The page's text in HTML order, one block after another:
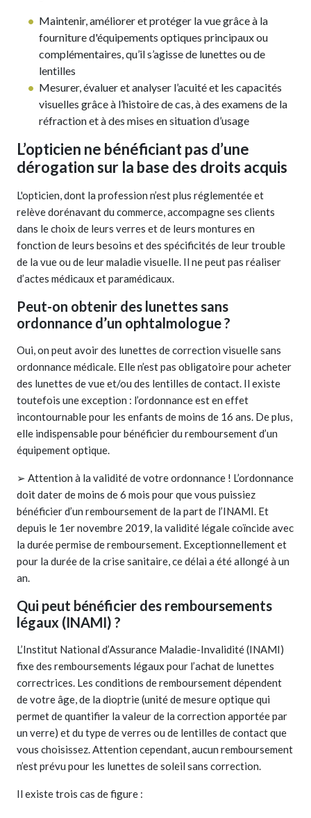
Maintenir, améliorer et protéger la vue grâce à la
fourniture d'équipements optiques principaux ou
complémentaires, qu’il s’agisse de lunettes ou de
lentilles
Mesurer, évaluer et analyser l’acuité et les capacités
visuelles grâce à l’histoire de cas, à des examens de la
réfraction et à des mises en situation d’usage
L’opticien ne bénéficiant pas d’une
dérogation sur la base des droits acquis
L'opticien, dont la profession n’est plus réglementée et
relève dorénavant du commerce, accompagne ses clients
dans le choix de leurs verres et de leurs montures en
fonction de leurs besoins et des spécificités de leur trouble
de la vue ou de leur maladie visuelle. Il ne peut pas réaliser
d’actes médicaux et paramédicaux.
Peut-on obtenir des lunettes sans
ordonnance d’un ophtalmologue ?
Oui, on peut avoir des lunettes de correction visuelle sans
ordonnance médicale. Elle n’est pas obligatoire pour acheter
des lunettes de vue et/ou des lentilles de contact. Il existe
toutefois une exception : l’ordonnance est en effet
incontournable pour les enfants de moins de 16 ans. De plus,
elle indispensable pour bénéficier du remboursement d’un
équipement optique.
➢ Attention à la validité de votre ordonnance ! L’ordonnance
doit dater de moins de 6 mois pour que vous puissiez
bénéficier d’un remboursement de la part de l’INAMI. Et
depuis le 1er novembre 2019, la validité légale coïncide avec
la durée permise de remboursement. Exceptionnellement et
pour la durée de la crise sanitaire, ce délai a été allongé à un
an.
Qui peut bénéficier des remboursements
légaux (INAMI) ?
L’Institut National d’Assurance Maladie-Invalidité (INAMI)
fixe des remboursements légaux pour l’achat de lunettes
correctrices. Les conditions de remboursement dépendent
de votre âge, de la dioptrie (unité de mesure optique qui
permet de quantifier la valeur de la correction apportée par
un verre) et du type de verres ou de lentilles de contact que
vous choisissez. Attention cependant, aucun remboursement
n’est prévu pour les lunettes de soleil sans correction.
Il existe trois cas de figure :